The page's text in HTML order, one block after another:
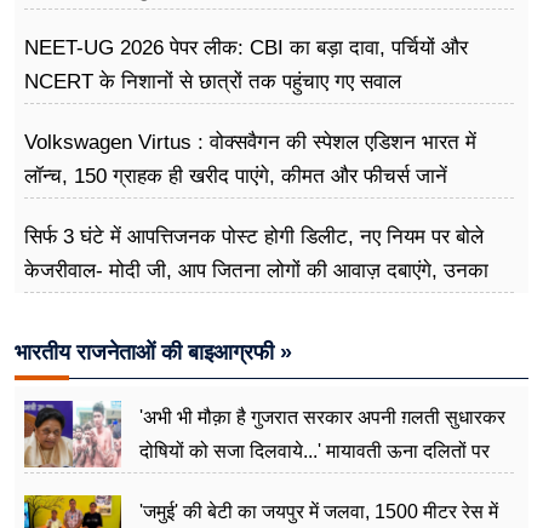
NEET-UG 2026 पेपर लीक: CBI का बड़ा दावा, पर्चियों और
NCERT के निशानों से छात्रों तक पहुंचाए गए सवाल
Volkswagen Virtus : वोक्सवैगन की स्पेशल एडिशन भारत में
लॉन्च, 150 ग्राहक ही खरीद पाएंगे, कीमत और फीचर्स जानें
सिर्फ 3 घंटे में आपत्तिजनक पोस्ट होगी डिलीट, नए नियम पर बोले
केजरीवाल- मोदी जी, आप जितना लोगों की आवाज़ दबाएंगे, उनका
भारतीय राजनेताओं की बाइआग्रफी »
'अभी भी मौक़ा है गुजरात सरकार अपनी ग़लती सुधारकर
दोषियों को सजा दिलवाये...' मायावती ऊना दलितों पर
'जमुई' की बेटी का जयपुर में जलवा, 1500 मीटर रेस में